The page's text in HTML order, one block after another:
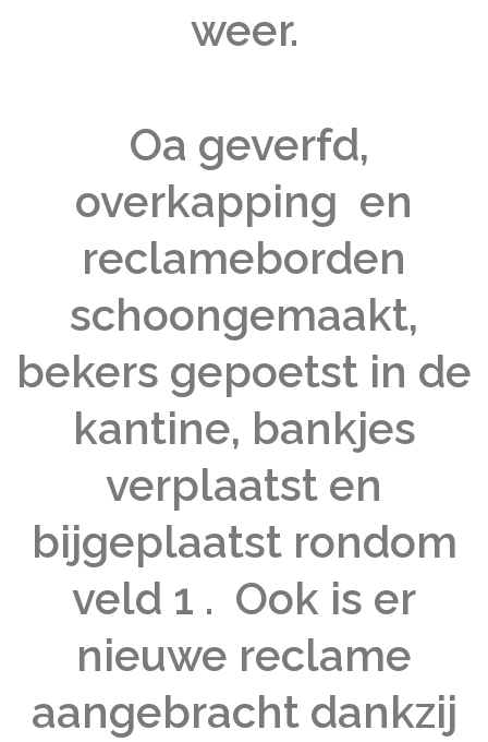
weer.
Oa geverfd,
overkapping en
reclameborden
schoongemaakt,
bekers gepoetst in de
kantine, bankjes
verplaatst en
bijgeplaatst rondom
veld 1 . Ook is er
nieuwe reclame
aangebracht dankzij